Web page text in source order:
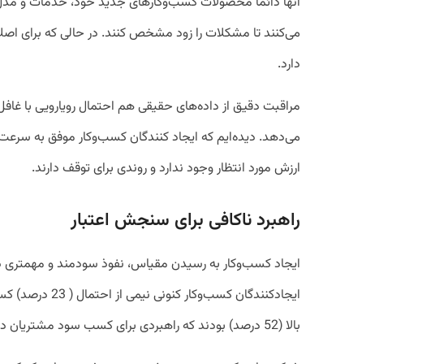
می‌کنند تا مشکلات را زود مشخص کنند. در حالی که برای
دارد.
مراقبت دقیق از داده‌های حقیقی هم احتمال رویارویی با
می‌دهد. دیده‌ایم که ایجاد کنندگان کسب‌وکار موفق به
ارزش مورد انتظار وجود ندارد و روندی برای توقف دارند.
راهبرد ناکافی برای سنجش اعتبار
ایجاد کسب‌وکار به رسیدن مقیاس، نفوذ سودمند و
ایجادکنندگان
بالا (52 درصد) بودند که راهبردی برای کسب سود مشتریان در یک مقیاس داشته باشند.